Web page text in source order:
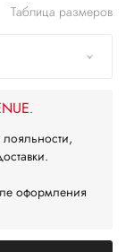
Таблица размеров
.
лояльности,
оформления